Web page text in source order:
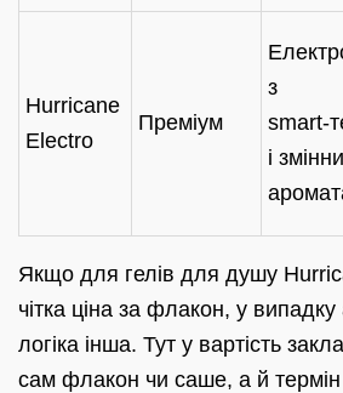
Hurricane
Electro
Преміум
з
і
Якщо для гелів для душу
чітка ціна за флакон, у випадку
логіка інша. Тут у вартість
сам флакон чи саше, а й термін